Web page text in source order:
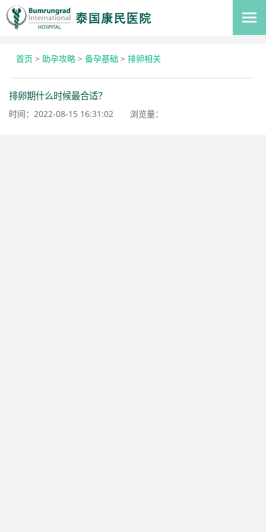
首页 > 助孕攻略 > 备孕基础 > 排卵相关
排卵期什么时候最合适？
时间：2022-08-15 16:31:02 浏览量：